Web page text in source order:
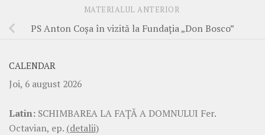
MATERIALUL ANTERIOR
PS Anton Coșa în vizită la Fundația „Don Bosco”
CALENDAR
Joi, 6 august 2026
Latin: SCHIMBAREA LA FAŢĂ A DOMNULUI Fer.
Octavian, ep. (detalii)